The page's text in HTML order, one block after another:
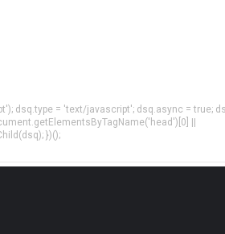
dsq.type = 'text/javascript'; dsq.async = true;
||
})();